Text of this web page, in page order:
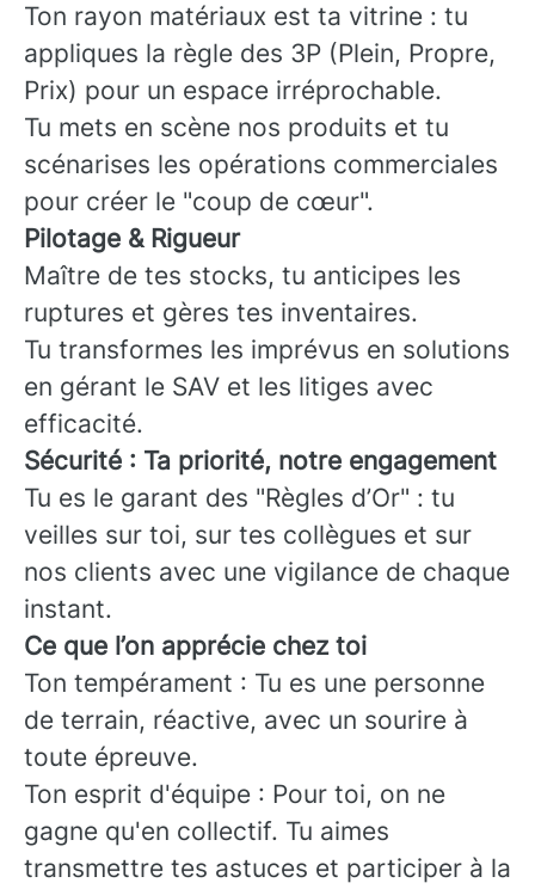
Ton rayon matériaux est ta vitrine : tu
appliques la règle des 3P (Plein, Propre,
Prix) pour un espace irréprochable.
Tu mets en scène nos produits et tu
scénarises les opérations commerciales
pour créer le "coup de cœur".
Pilotage & Rigueur
Maître de tes stocks, tu anticipes les
ruptures et gères tes inventaires.
Tu transformes les imprévus en solutions
en gérant le SAV et les litiges avec
efficacité.
Sécurité : Ta priorité, notre engagement
Tu es le garant des "Règles d’Or" : tu
veilles sur toi, sur tes collègues et sur
nos clients avec une vigilance de chaque
instant.
Ce que l’on apprécie chez toi
Ton tempérament : Tu es une personne
de terrain, réactive, avec un sourire à
toute épreuve.
Ton esprit d'équipe : Pour toi, on ne
gagne qu'en collectif. Tu aimes
transmettre tes astuces et participer à la